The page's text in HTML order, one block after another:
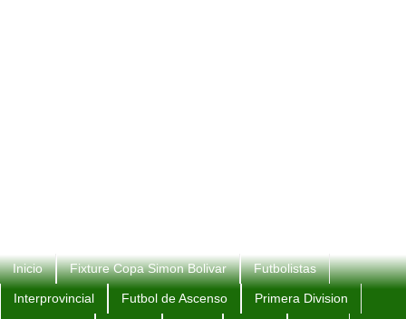
Inicio Fixture Copa Simon Bolivar Futbolistas
Interprovincial Futbol de Ascenso Primera Division